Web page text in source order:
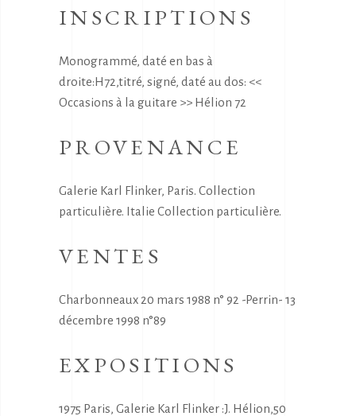
INSCRIPTIONS
Monogrammé, daté en bas à
droite:H72,titré, signé, daté au dos: <<
Occasions à la guitare >> Hélion 72
PROVENANCE
Galerie Karl Flinker, Paris. Collection
particulière. Italie Collection particulière.
VENTES
Charbonneaux 20 mars 1988 n° 92 -Perrin- 13
décembre 1998 n°89
EXPOSITIONS
1975 Paris, Galerie Karl Flinker :J. Hélion,50